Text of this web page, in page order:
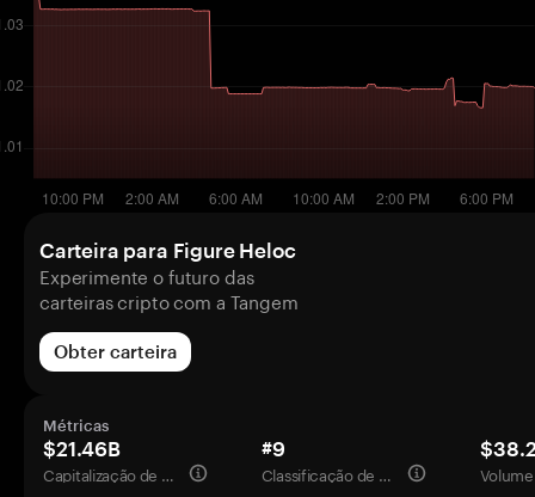
Carteira para Figure Heloc
Experimente o futuro das
carteiras cripto com a Tangem
Obter carteira
Métricas
$21.46B
Capitalização de mercado
#9
Classificação de mercado